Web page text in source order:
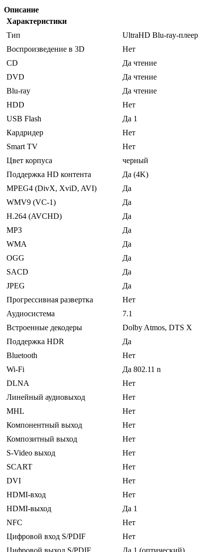
Описание
Характеристики
Тип
UltraHD Blu-ray-плеер
Воспроизведение в 3D
Нет
CD
Да чтение
DVD
Да чтение
Blu-ray
Да чтение
HDD
Нет
USB Flash
Да 1
Кардридер
Нет
Smart TV
Нет
Цвет корпуса
черный
Поддержка HD контента
Да (4K)
MPEG4 (DivX, XviD, AVI)
Да
WMV9 (VC-1)
Да
H.264 (AVCHD)
Да
MP3
Да
WMA
Да
OGG
Да
SACD
Да
JPEG
Да
Прогрессивная развертка
Нет
Аудиосистема
7.1
Встроенные декодеры
Dolby Atmos, DTS X
Поддержка HDR
Да
Bluetooth
Нет
Wi-Fi
Да 802.11 n
DLNA
Нет
Линейный аудиовыход
Нет
MHL
Нет
Компонентный выход
Нет
Композитный выход
Нет
S-Video выход
Нет
SCART
Нет
DVI
Нет
HDMI-вход
Нет
HDMI-выход
Да 1
NFC
Нет
Цифровой вход S/PDIF
Нет